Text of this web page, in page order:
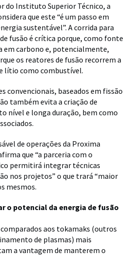
do Instituto Superior Técnico, a
que este “é um passo em
sustentável”. A corrida para
fusão é crítica porque, como fonte
em carbono e, potencialmente,
os reatores de fusão recorrem a
lítio como combustível.
convencionais, baseados em fissão
também evita a criação de
nível e longa duração, bem como
de operações da Proxima
que “a parceria com o
permitirá integrar técnicas
nos projetos” o que trará “maior
mesmos.
o potencial da energia de fusão
aos tokamaks (outros
de plasmas) mais
a vantagem de manterem o